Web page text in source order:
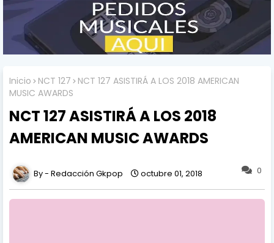
Inicio NCT 127
NCT 127 ASISTIRÁ A LOS 2018 AMERICAN
MUSIC AWARDS
NCT 127 ASISTIRÁ A LOS 2018
AMERICAN MUSIC AWARDS
0
Redacción Gkpop octubre 01, 2018